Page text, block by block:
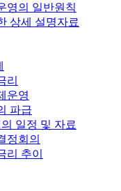
영의 일반원칙
상세 설명자료
리
운영
파급
일정 및 자료
정회의
리 추이